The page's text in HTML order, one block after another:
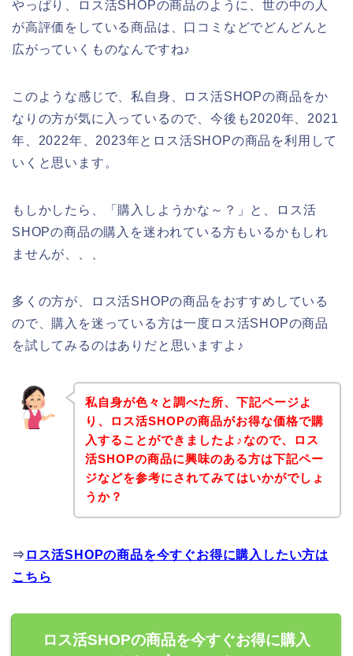
やっぱり、ロス活SHOPの商品のように、世の中の人
が高評価をしている商品は、口コミなどでどんどんと
広がっていくものなんですね♪
このような感じで、私自身、ロス活SHOPの商品をか
なりの方が気に入っているので、今後も2020年、2021
年、2022年、2023年とロス活SHOPの商品を利用して
いくと思います。
もしかしたら、「購入しようかな～？」と、ロス活
SHOPの商品の購入を迷われている方もいるかもしれ
ませんが、、、
多くの方が、ロス活SHOPの商品をおすすめしている
ので、購入を迷っている方は一度ロス活SHOPの商品
を試してみるのはありだと思いますよ♪
私自身が色々と調べた所、下記ページよ
り、ロス活SHOPの商品がお得な価格で購
入することができましたよ♪なので、ロス
活SHOPの商品に興味のある方は下記ペー
ジなどを参考にされてみてはいかがでしょ
うか？
⇒ ロス活SHOPの商品を今すぐお得に購入したい方は
こちら
ロス活SHOPの商品を今すぐお得に購入